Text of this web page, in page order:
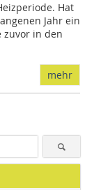
Hat
Jahr ein
zuvor in den
mehr